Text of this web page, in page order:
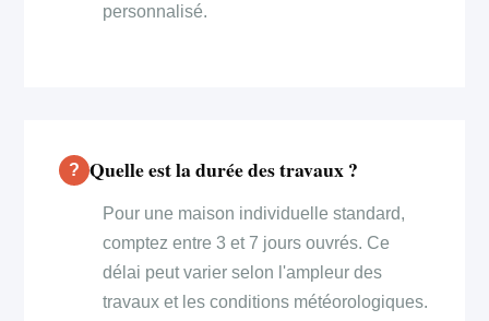
personnalisé.
Quelle est la durée des travaux ?
Pour une maison individuelle standard,
comptez entre 3 et 7 jours ouvrés. Ce
délai peut varier selon l'ampleur des
travaux et les conditions météorologiques.